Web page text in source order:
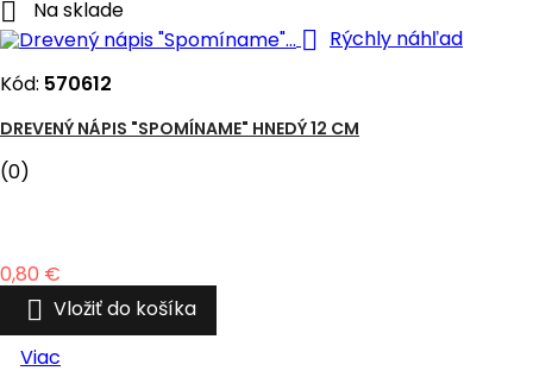
 Na sklade
 Rýchly náhľad
Kód: 570612
DREVENÝ NÁPIS "SPOMÍNAME" HNEDÝ 12 CM
(0)
Cena
0,80 €
 Vložiť do košíka
Viac